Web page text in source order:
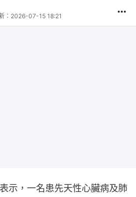
： 2026-07-15 18:21
示，一名患先天性心臟病及肺